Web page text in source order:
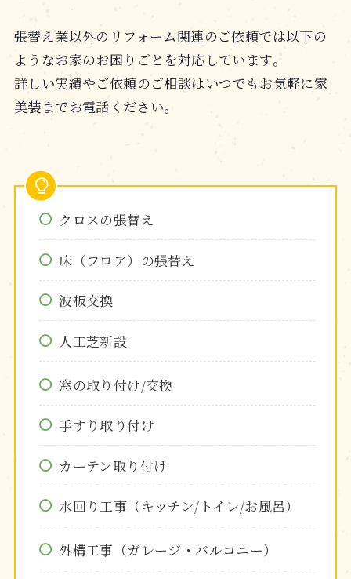
張替え業以外のリフォーム関連のご依頼では以下の
ようなお家のお困りごとを対応しています。
詳しい実績やご依頼のご相談はいつでもお気軽に家
美装までお電話ください。
クロスの張替え
床（フロア）の張替え
波板交換
人工芝新設
窓の取り付け/交換
手すり取り付け
カーテン取り付け
水回り工事（キッチン/トイレ/お風呂）
外構工事（ガレージ・バルコニー）